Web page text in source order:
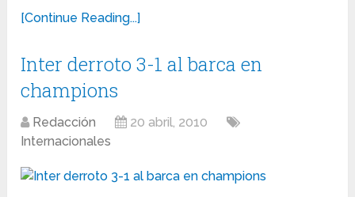
[Continue Reading...]
Inter derroto 3-1 al barca en
champions
Redacción
20 abril, 2010
Internacionales